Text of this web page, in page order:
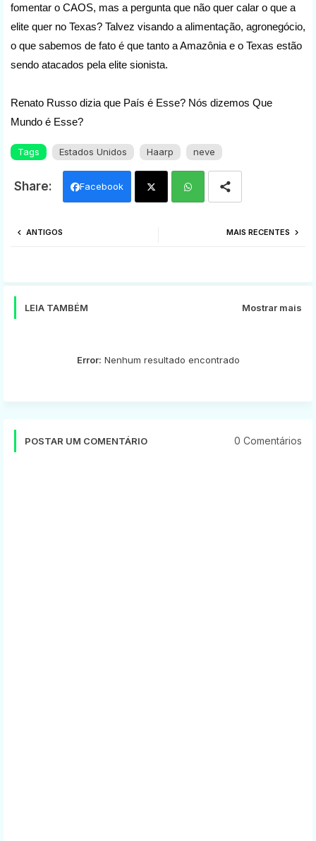
fomentar o CAOS, mas a pergunta que não quer calar o que a
elite quer no Texas? Talvez visando a alimentação, agronegócio,
o que sabemos de fato é que tanto a Amazônia e o Texas estão
sendo atacados pela elite sionista.
Renato Russo dizia que País é Esse? Nós dizemos Que
Mundo é Esse?
Tags Estados Unidos Haarp neve
Facebook
MAIS RECENTES
ANTIGOS
LEIA TAMBÉM Mostrar mais
Error: Nenhum resultado encontrado
POSTAR UM COMENTÁRIO 0 Comentários